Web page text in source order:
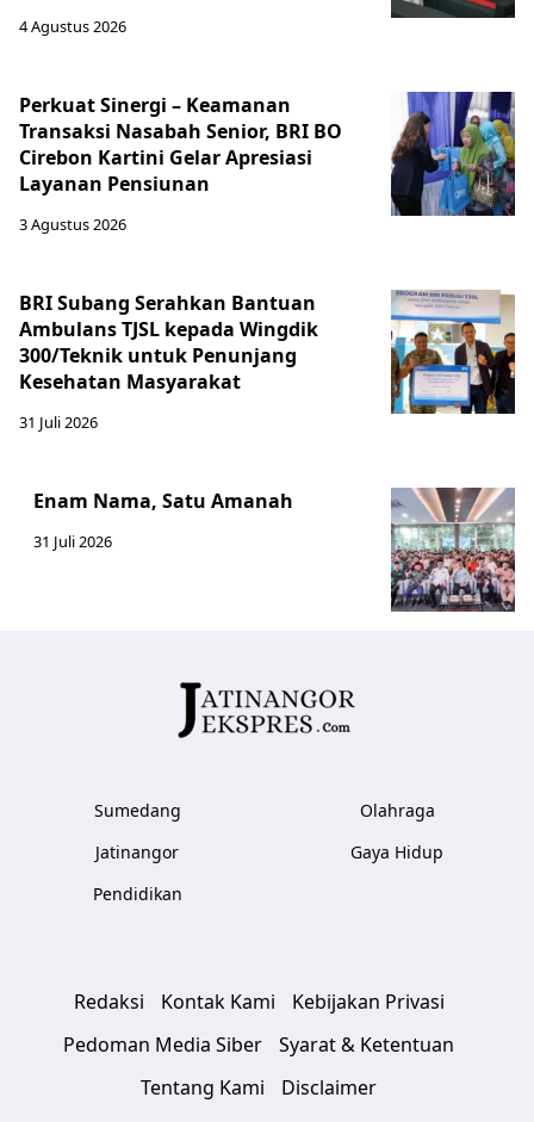
4 Agustus 2026
Perkuat Sinergi – Keamanan
Transaksi Nasabah Senior, BRI BO
Cirebon Kartini Gelar Apresiasi
Layanan Pensiunan
3 Agustus 2026
BRI Subang Serahkan Bantuan
Ambulans TJSL kepada Wingdik
300/Teknik untuk Penunjang
Kesehatan Masyarakat ​
31 Juli 2026
Enam Nama, Satu Amanah
31 Juli 2026
Sumedang
Jatinangor
Pendidikan
Olahraga
Gaya Hidup
Redaksi Kontak Kami
Kebijakan Privasi
Pedoman Media Siber
Syarat & Ketentuan
Tentang Kami
Disclaimer